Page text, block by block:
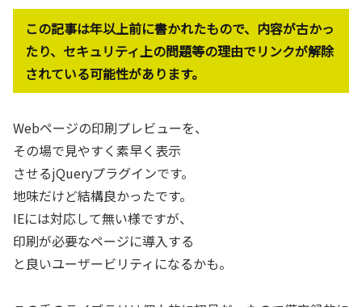
この記事は年以上前に書かれたもので、内容が古かっ
たり、セキュリティ上の問題等の理由でリンクが解除
されている可能性があります。
Webページの印刷プレビューを、
その場で見やすく素早く表示
させるjQueryプラグインです。
地味だけど結構良かったです。
IEには対応して無い様ですが、
印刷が必要なページに導入する
と良いユーザービリティになるかも。